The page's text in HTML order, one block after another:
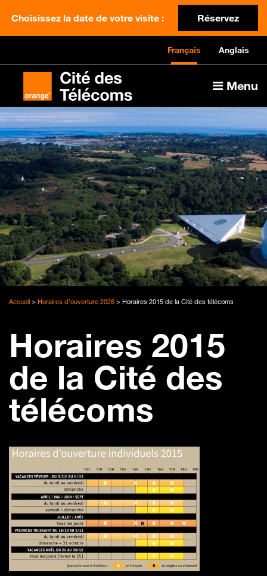
Choisissez la date de votre visite : Réservez
Français Anglais
Menu
Accueil > Horaires d’ouverture 2026 > Horaires 2015 de la Cité des télécoms
Horaires 2015
de la Cité des
télécoms